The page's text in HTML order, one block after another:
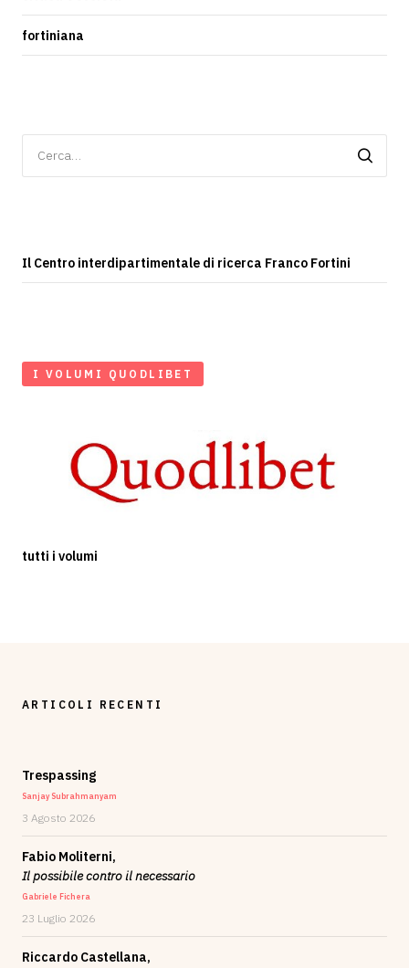
fortiniana
per:
Il Centro interdipartimentale di ricerca Franco Fortini
I VOLUMI QUODLIBET
tutti i volumi
ARTICOLI RECENTI
Trespassing
Sanjay Subrahmanyam
3 Agosto 2026
Fabio Moliterni,
Il possibile contro il necessario
Gabriele Fichera
23 Luglio 2026
Riccardo Castellana,